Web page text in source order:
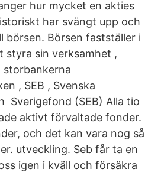
hur mycket en akties
har svängt upp och
börsen. Börsen fastställer i
styra sin verksamhet ,
storbankerna
, SEB , Svenska
Sverigefond (SEB) Alla tio
aktivt förvaltade fonder.
och det kan vara nog så
utveckling. Seb får ta en
igen i kväll och försäkra